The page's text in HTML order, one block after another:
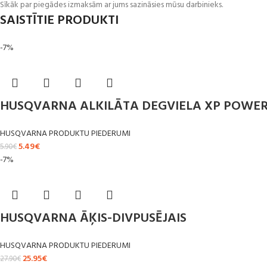
Sīkāk par piegādes izmaksām ar jums sazināsies mūsu darbinieks.
SAISTĪTIE PRODUKTI
-7%
HUSQVARNA ALKILĀTA DEGVIELA XP
HUSQVARNA PRODUKTU PIEDERUMI
5.90€5.49€
-7%
HUSQVARNA ĀĶIS-DIVPUSĒJAIS
HUSQVARNA PRODUKTU PIEDERUMI
27.90€ 25.95€